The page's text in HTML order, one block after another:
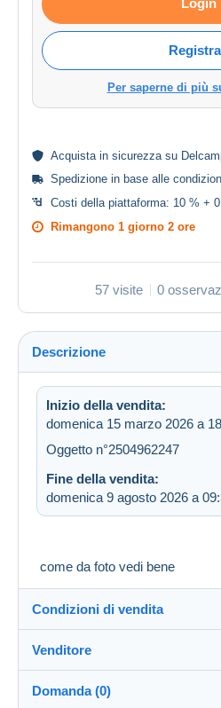
Login
Per saperne di più
Acquista in sicurezzasu
Spedizione in base alle
Costi della piattaforma: 10 % +
Rimangono 1 giorno 2 ore
57 visite 0
Descrizione
Inizio della vendita:
domenica 15 marzo 2026 a
Oggetto n°2504962247
Fine della vendita:
domenica 9 agosto 2026 a
come da foto vedi bene
Condizioni di vendita
Destinazione:
Vedi l'elenco dei paesi
Venditore
Domanda (0)